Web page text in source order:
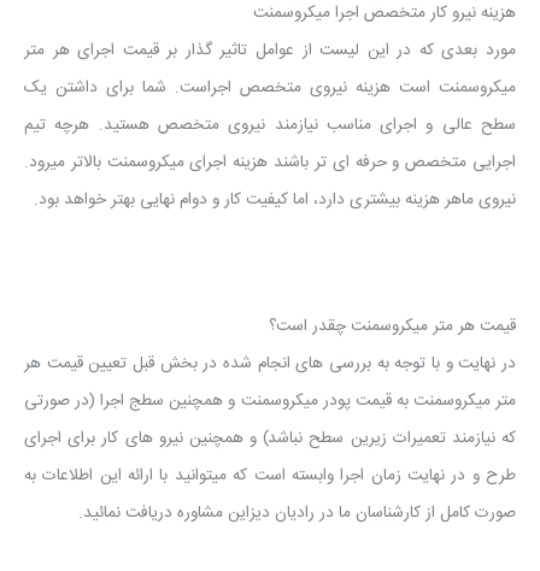
هزینه نیرو کار متخصص اجرا میکروسمنت
مورد بعدی که در این لیست از عوامل تاثیر گذار بر قیمت اجرای هر متر
میکروسمنت است هزینه نیروی متخصص اجراست. شما برای داشتن یک
سطح عالی و اجرای مناسب نیازمند نیروی متخصص هستید. هرچه تیم
اجرایی متخصص و حرفه ای تر باشند هزینه اجرای میکروسمنت بالاتر میرود.
نیروی ماهر هزینه بیشتری دارد، اما کیفیت کار و دوام نهایی بهتر خواهد بود.
قیمت هر متر میکروسمنت چقدر است؟
در نهایت و با توجه به بررسی های انجام شده در بخش قبل تعیین قیمت هر
متر میکروسمنت به قیمت پودر میکروسمنت و همچنین سطج اجرا (در صورتی
که نیازمند تعمیرات زیرین سطح نباشد) و همچنین نیرو های کار برای اجرای
طرح و در نهایت زمان اجرا وابسته است که میتوانید با ارائه این اطلاعات به
صورت کامل از کارشناسان ما در رادیان دیزاین مشاوره دریافت نمائید.